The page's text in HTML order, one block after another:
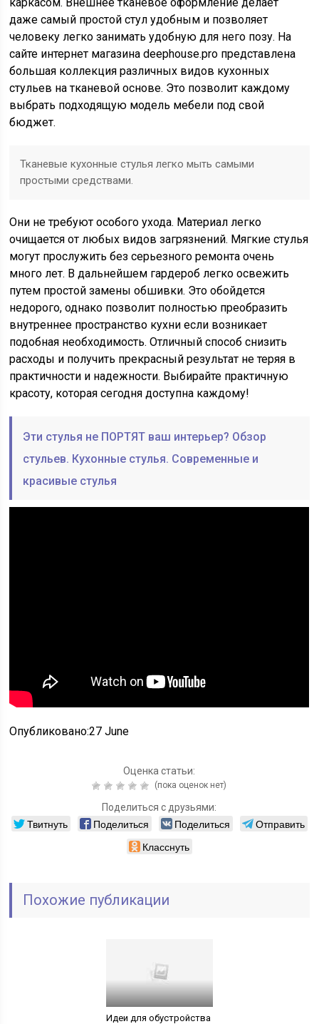
даже самый простой стул удобным и позволяет
человеку легко занимать удобную для него позу. На
сайте интернет магазина deephouse.pro представлена
большая коллекция различных видов кухонных
стульев на тканевой основе. Это позволит каждому
выбрать подходящую модель мебели под свой
бюджет.
Тканевые кухонные стулья легко мыть самыми
простыми средствами.
Они не требуют особого ухода. Материал легко
очищается от любых видов загрязнений. Мягкие стулья
могут прослужить без серьезного ремонта очень
много лет. В дальнейшем гардероб легко освежить
путем простой замены обшивки. Это обойдется
недорого, однако позволит полностью преобразить
внутреннее пространство кухни если возникает
подобная необходимость. Отличный способ снизить
расходы и получить прекрасный результат не теряя в
практичности и надежности. Выбирайте практичную
красоту, которая сегодня доступна каждому!
Эти стулья не ПОРТЯТ ваш интерьер? Обзор
стульев. Кухонные стулья. Современные и
красивые стулья
Опубликовано:27 June
Оценка статьи:
(пока оценок нет)
Поделиться с друзьями:
Твитнуть Поделиться Поделиться
Отправить
Класснуть
Похожие публикации
Идеи для обустройства